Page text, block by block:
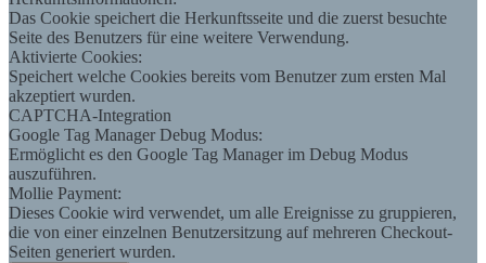
Das Cookie speichert die Herkunftsseite und die zuerst besuchte
Seite des Benutzers für eine weitere Verwendung.
Aktivierte Cookies:
Speichert welche Cookies bereits vom Benutzer zum ersten Mal
akzeptiert wurden.
CAPTCHA-Integration
Google Tag Manager Debug Modus:
Ermöglicht es den Google Tag Manager im Debug Modus
auszuführen.
Mollie Payment:
Dieses Cookie wird verwendet, um alle Ereignisse zu gruppieren,
die von einer einzelnen Benutzersitzung auf mehreren Checkout-
Seiten generiert wurden.